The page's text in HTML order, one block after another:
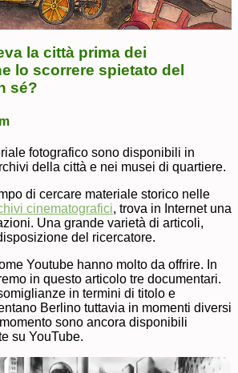
la città prima dei
lo scorrere spietato del
sé?
fotografico sono disponibili in
della città e nei musei di quartiere.
di cercare materiale storico nelle
cinematografici, trova in Internet una
Una grande varietà di articoli,
del ricercatore.
Youtube hanno molto da offrire. In
in questo articolo tre documentari.
in termini di titolo e
Berlino tuttavia in momenti diversi
sono ancora disponibili
su YouTube.